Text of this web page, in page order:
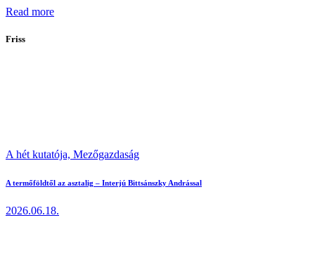
Read more
Friss
A hét kutatója, Mezőgazdaság
A termőföldtől az asztalig – Interjú Bittsánszky Andrással
2026.06.18.